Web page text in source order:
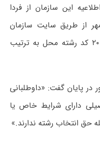
این سازمان از فردا
۲۴ مهر تا پنجشنبه ۲۷ مهر از طریق سایت سازمان
سنجش نسبت به انتخاب حداکثر ۲۰ کد رشته محل به ترتیب
پایان گفت: «داوطلبانی
دارای شرایط خاص یا
حق انتخاب رشته ندارند.»